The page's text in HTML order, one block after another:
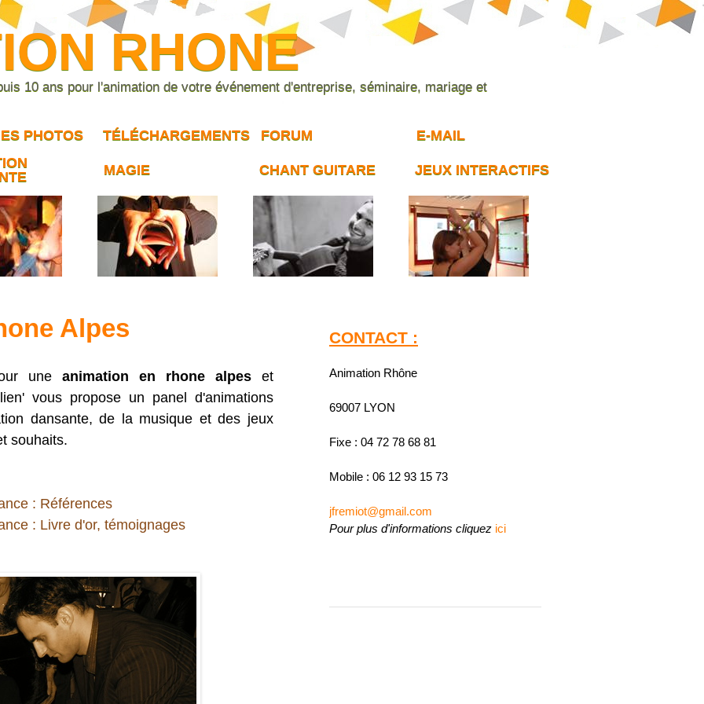
RHONE
10 ans pour l'animation de votre événement d'entreprise, séminaire, mariage et
PHOTOS TÉLÉCHARGEMENTS FORUM
E-MAIL
MAGIE CHANT GUITARE JEUX INTERACTIFS
Alpes
une animation en rhone alpes et
vous propose un panel d'animations
dansante, de la musique et des jeux
souhaits.
: Références
: Livre d'or, témoignages
CONTACT :
Animation Rhône
69007 LYON
Fixe : 04 72 78 68 81
Mobile : 06 12 93 15 73
jfremiot@gmail.com
Pour plus d'informations cliquez ici